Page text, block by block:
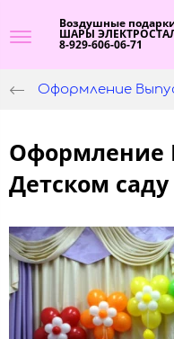
Воздушные
ШАРЫ
8-929-606-06-71
Оформление
Оформление
Детском